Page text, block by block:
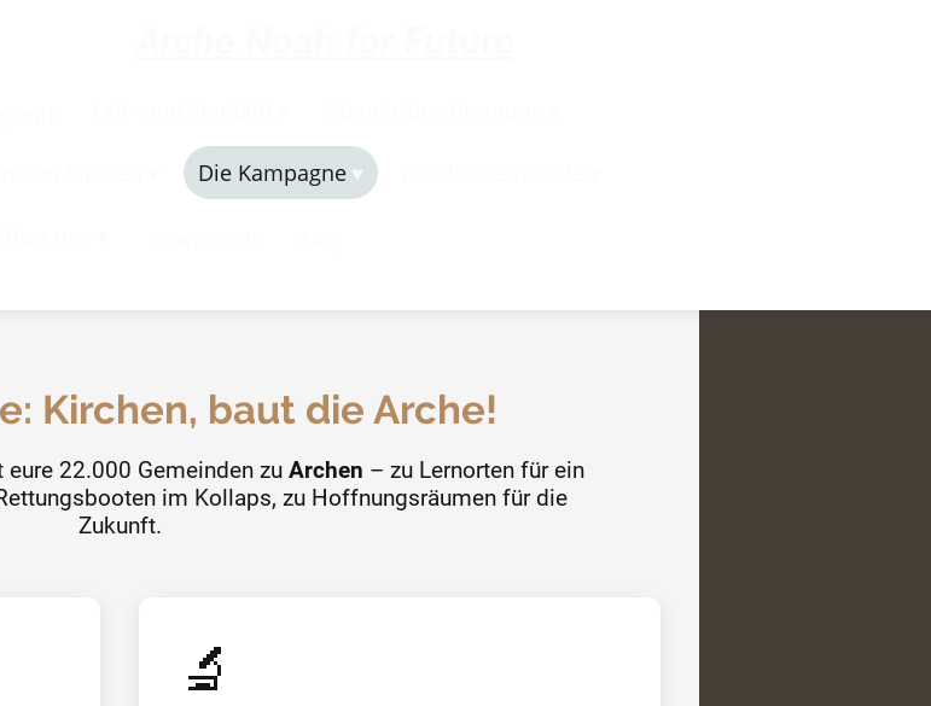
Die Kampagne
Kirchen, baut die Arche!
22.000 Gemeinden zu Archen – zu Lernorten für ein
im Kollaps, zu Hoffnungsräumen für die
Zukunft.
🔬